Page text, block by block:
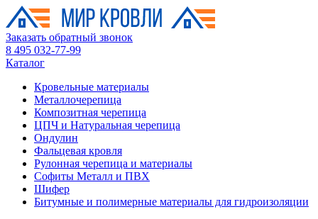
Заказать обратный звонок
8 495 032-77-99
Каталог
Кровельные материалы
Металлочерепица
Композитная черепица
ЦПЧ и Натуральная черепица
Ондулин
Фальцевая кровля
Рулонная черепица и материалы
Софиты Металл и ПВХ
Шифер
Битумные и полимерные материалы для гидроизоляции